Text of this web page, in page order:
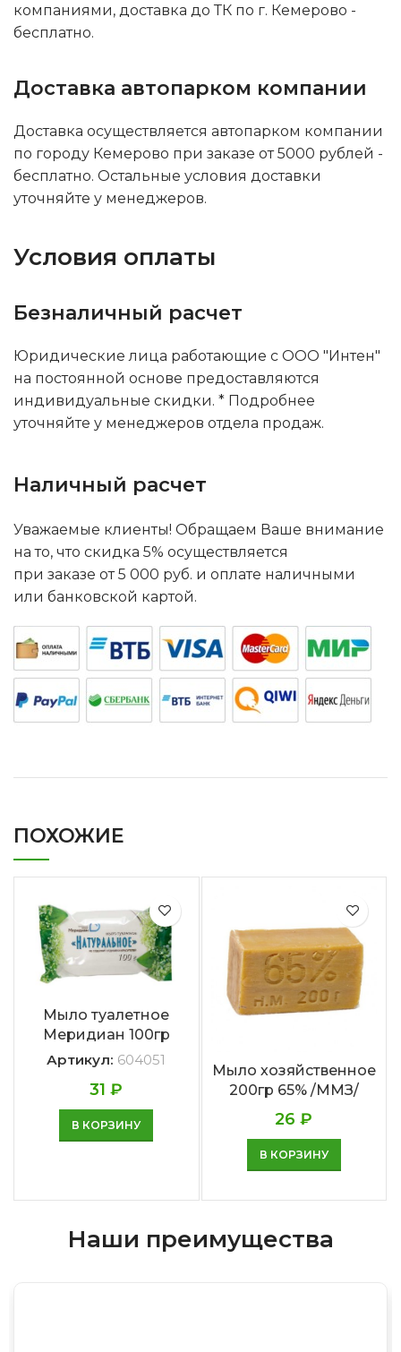
компаниями, доставка до ТК по г. Кемерово -
бесплатно.
Доставка автопарком компании
Доставка осуществляется автопарком компании
по городу Кемерово при заказе от 5000 рублей -
бесплатно. Остальные условия доставки
уточняйте у менеджеров.
Условия оплаты
Безналичный расчет
Юридические лица работающие с ООО "Интен"
на постоянной основе предоставляются
индивидуальные скидки. * Подробнее
уточняйте у менеджеров отдела продаж.
Наличный расчет
Уважаемые клиенты! Обращаем Ваше внимание
на то, что скидка 5% осуществляется
при заказе от 5 000 руб. и оплате наличными
или банковской картой.
ПОХОЖИЕ
Мыло туалетное
Меридиан 100гр
Артикул: 604051
31₽
В КОРЗИНУ
Мыло хозяйственное
200гр 65% /ММЗ/
26₽
В КОРЗИНУ
Наши преимущества